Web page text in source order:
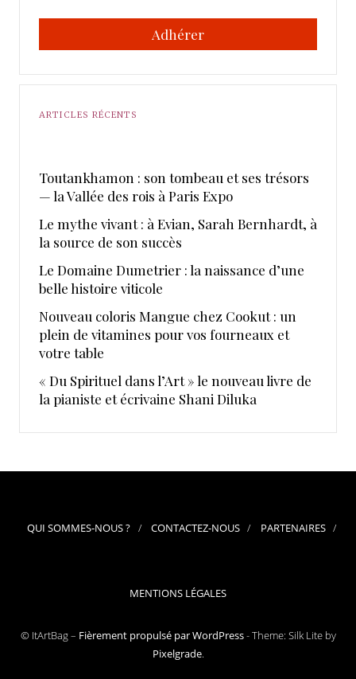
Adhérer
ARTICLES RÉCENTS
Toutankhamon : son tombeau et ses trésors
— la Vallée des rois à Paris Expo
Le mythe vivant : à Evian, Sarah Bernhardt, à
la source de son succès
Le Domaine Dumetrier : la naissance d’une
belle histoire viticole
Nouveau coloris Mangue chez Cookut : un
plein de vitamines pour vos fourneaux et
votre table
« Du Spirituel dans l’Art » le nouveau livre de
la pianiste et écrivaine Shani Diluka
QUI SOMMES-NOUS ? CONTACTEZ-NOUS PARTENAIRES
MENTIONS LÉGALES
© ItArtBag – Fièrement propulsé par WordPress-Theme: Silk Lite by
Pixelgrade.